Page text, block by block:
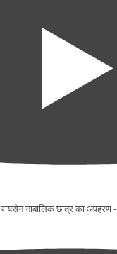
रायसेन नाबालिक छात्र का अपहरण